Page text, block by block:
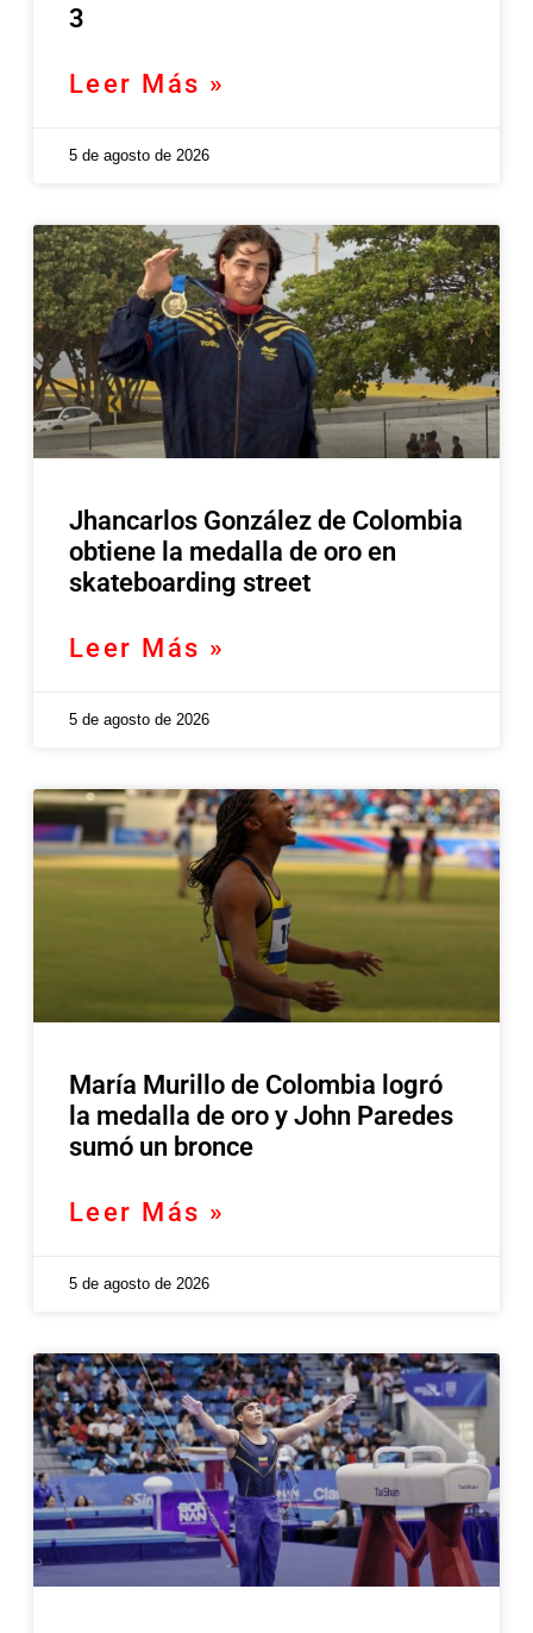
3
Leer Más »
5 de agosto de 2026
Jhancarlos González de Colombia
obtiene la medalla de oro en
skateboarding street
Leer Más »
5 de agosto de 2026
María Murillo de Colombia logró
la medalla de oro y John Paredes
sumó un bronce
Leer Más »
5 de agosto de 2026